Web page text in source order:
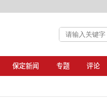
保定新闻 专题 评论